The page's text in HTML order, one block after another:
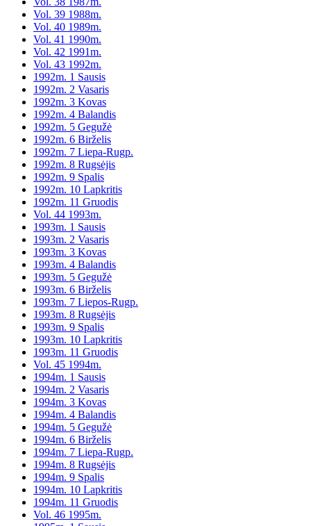
Vol. 39 1988m.
Vol. 40 1989m.
Vol. 41 1990m.
Vol. 42 1991m.
Vol. 43 1992m.
1992m. 1 Sausis
1992m. 2 Vasaris
1992m. 3 Kovas
1992m. 4 Balandis
1992m. 5 Gegužė
1992m. 6 Birželis
1992m. 7 Liepa-Rugp.
1992m. 8 Rugsėjis
1992m. 9 Spalis
1992m. 10 Lapkritis
1992m. 11 Gruodis
Vol. 44 1993m.
1993m. 1 Sausis
1993m. 2 Vasaris
1993m. 3 Kovas
1993m. 4 Balandis
1993m. 5 Gegužė
1993m. 6 Birželis
1993m. 7 Liepos-Rugp.
1993m. 8 Rugsėjis
1993m. 9 Spalis
1993m. 10 Lapkritis
1993m. 11 Gruodis
Vol. 45 1994m.
1994m. 1 Sausis
1994m. 2 Vasaris
1994m. 3 Kovas
1994m. 4 Balandis
1994m. 5 Gegužė
1994m. 6 Birželis
1994m. 7 Liepa-Rugp.
1994m. 8 Rugsėjis
1994m. 9 Spalis
1994m. 10 Lapkritis
1994m. 11 Gruodis
Vol. 46 1995m.